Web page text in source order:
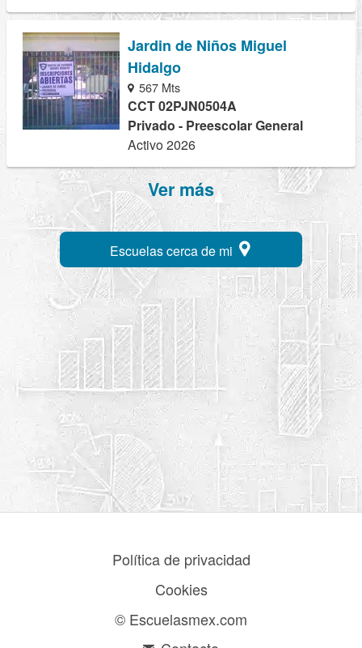
Jardin de Niños Miguel
Hidalgo
567 Mts
CCT 02PJN0504A
Privado - Preescolar General
Activo 2026
Ver más
Escuelas cerca de mi
Política de privacidad
Cookies
© Escuelasmex.com